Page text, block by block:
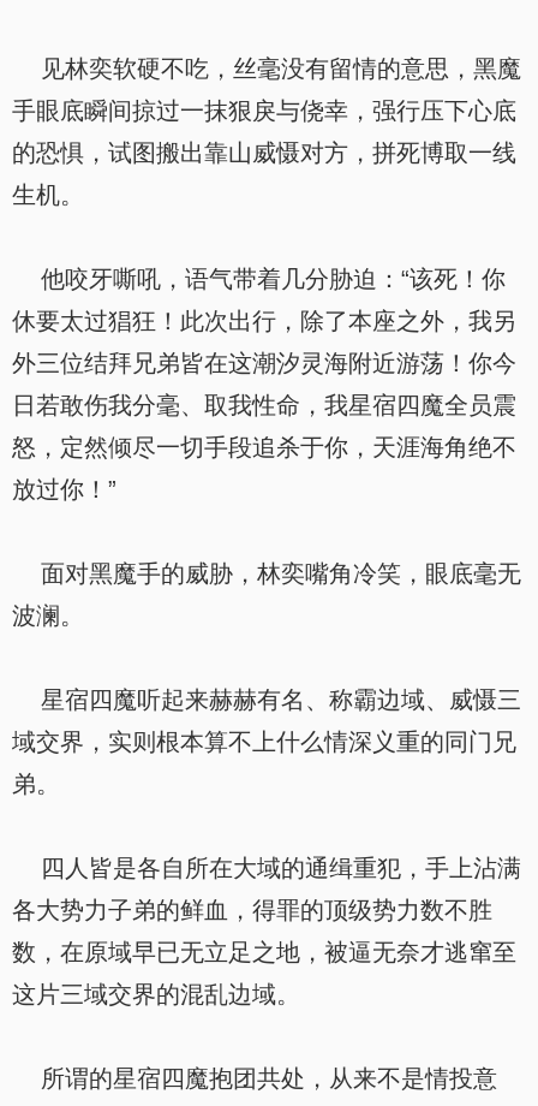
见林奕软硬不吃，丝毫没有留情的意思，黑魔
手眼底瞬间掠过一抹狠戾与侥幸，强行压下心底
的恐惧，试图搬出靠山威慑对方，拼死博取一线
生机。
他咬牙嘶吼，语气带着几分胁迫：“该死！你
休要太过猖狂！此次出行，除了本座之外，我另
外三位结拜兄弟皆在这潮汐灵海附近游荡！你今
日若敢伤我分毫、取我性命，我星宿四魔全员震
怒，定然倾尽一切手段追杀于你，天涯海角绝不
放过你！”
面对黑魔手的威胁，林奕嘴角冷笑，眼底毫无
波澜。
星宿四魔听起来赫赫有名、称霸边域、威慑三
域交界，实则根本算不上什么情深义重的同门兄
弟。
四人皆是各自所在大域的通缉重犯，手上沾满
各大势力子弟的鲜血，得罪的顶级势力数不胜
数，在原域早已无立足之地，被逼无奈才逃窜至
这片三域交界的混乱边域。
所谓的星宿四魔抱团共处，从来不是情投意